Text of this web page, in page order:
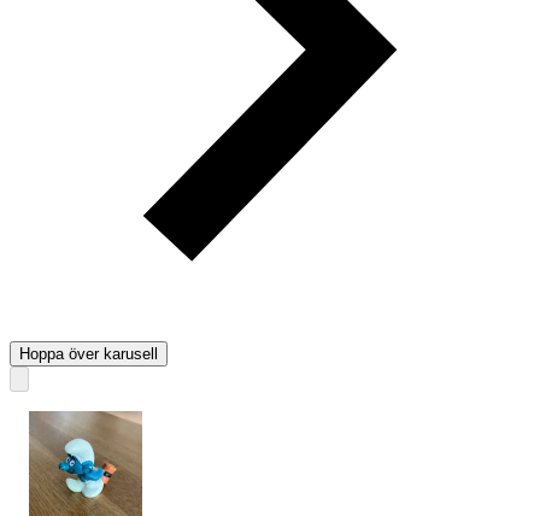
Hoppa över karusell